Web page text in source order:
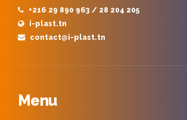
+216 29 890 963 / 28 204 205
i-plast.tn
contact@i-plast.tn
Menu